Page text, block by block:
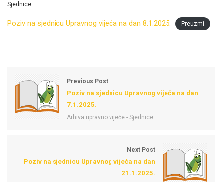
Sjednice
Poziv na sjednicu Upravnog vijeća na dan 8.1.2025. Preuzmi
Previous Post
Poziv na sjednicu Upravnog vijeća na dan
7.1.2025.
Arhiva upravno vijeće - Sjednice
Next Post
Poziv na sjednicu Upravnog vijeća na dan
21.1.2025.